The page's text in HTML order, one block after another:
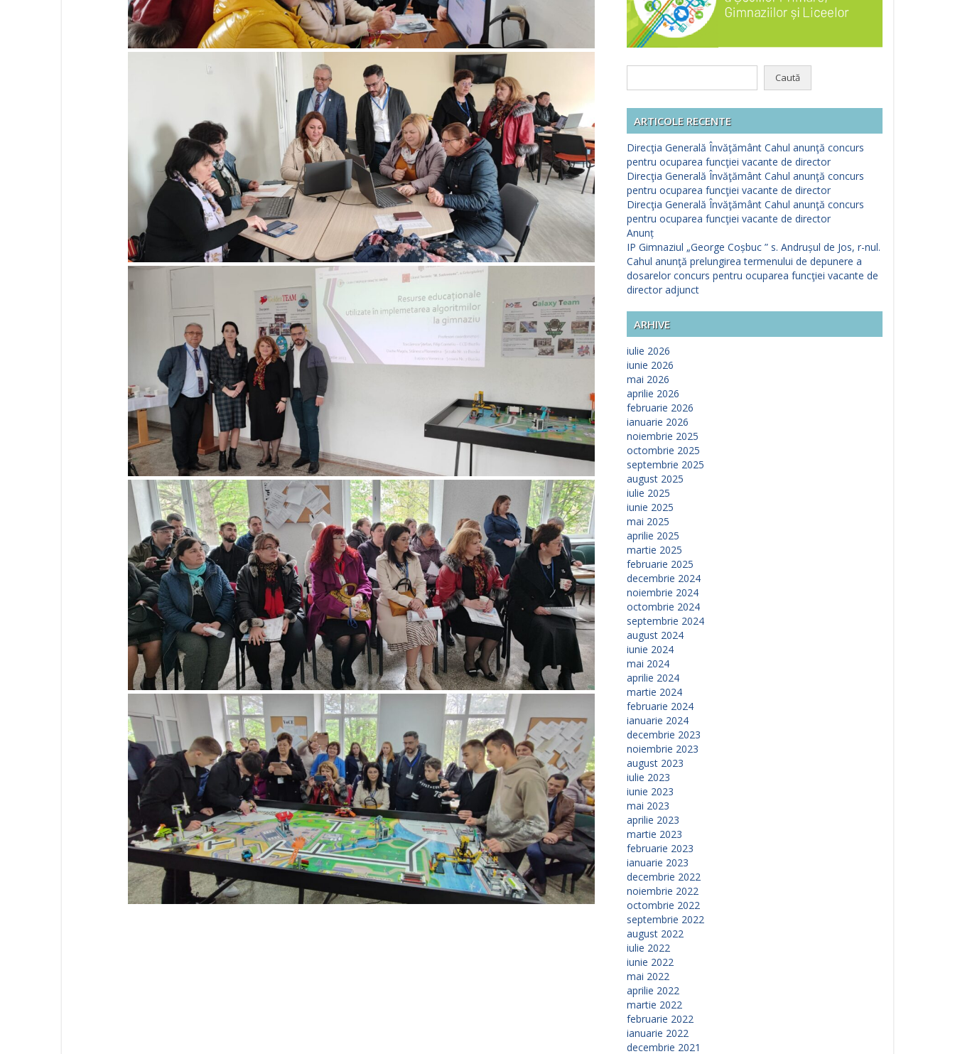
ARTICOLE RECENTE
Direcţia Generală Învăţământ Cahul anunţă concurs
pentru ocuparea funcţiei vacante de director
Direcţia Generală Învăţământ Cahul anunţă concurs
pentru ocuparea funcţiei vacante de director
Direcţia Generală Învăţământ Cahul anunţă concurs
pentru ocuparea funcţiei vacante de director
Anunț
IP Gimnaziul „George Coșbuc ” s. Andrușul de Jos, r-nul.
Cahul anunţă prelungirea termenului de depunere a
dosarelor concurs pentru ocuparea funcţiei vacante de
director adjunct
ARHIVE
iulie 2026
iunie 2026
mai 2026
aprilie 2026
februarie 2026
ianuarie 2026
noiembrie 2025
octombrie 2025
septembrie 2025
august 2025
iulie 2025
iunie 2025
mai 2025
aprilie 2025
martie 2025
februarie 2025
decembrie 2024
noiembrie 2024
octombrie 2024
septembrie 2024
august 2024
iunie 2024
mai 2024
aprilie 2024
martie 2024
februarie 2024
ianuarie 2024
decembrie 2023
noiembrie 2023
august 2023
iulie 2023
iunie 2023
mai 2023
aprilie 2023
martie 2023
februarie 2023
ianuarie 2023
decembrie 2022
noiembrie 2022
octombrie 2022
septembrie 2022
august 2022
iulie 2022
iunie 2022
mai 2022
aprilie 2022
martie 2022
februarie 2022
ianuarie 2022
decembrie 2021